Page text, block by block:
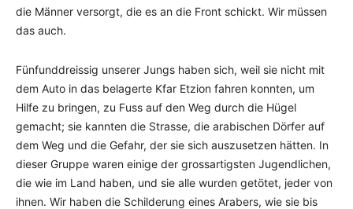
die Männer versorgt, die es an die Front schickt. Wir müssen
das auch.
Fünfunddreissig unserer Jungs haben sich, weil sie nicht mit
dem Auto in das belagerte Kfar Etzion fahren konnten, um
Hilfe zu bringen, zu Fuss auf den Weg durch die Hügel
gemacht; sie kannten die Strasse, die arabischen Dörfer auf
dem Weg und die Gefahr, der sie sich auszusetzen hätten. In
dieser Gruppe waren einige der grossartigsten Jugendlichen,
die wie im Land haben, und sie alle wurden getötet, jeder von
ihnen. Wir haben die Schilderung eines Arabers, wie sie bis